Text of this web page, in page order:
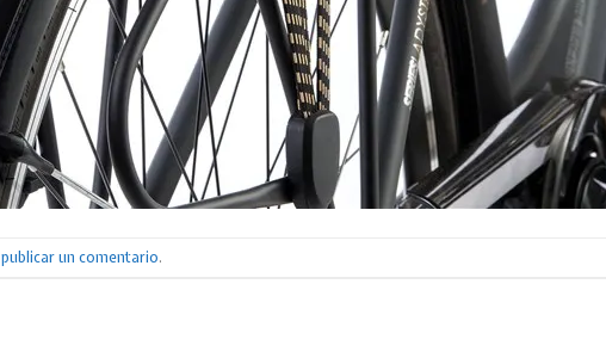
publicar un comentario.